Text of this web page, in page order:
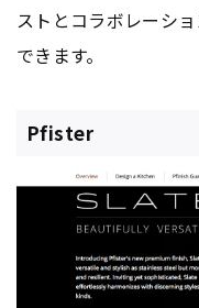
ストとコラボレーシ
できます。
Pfister